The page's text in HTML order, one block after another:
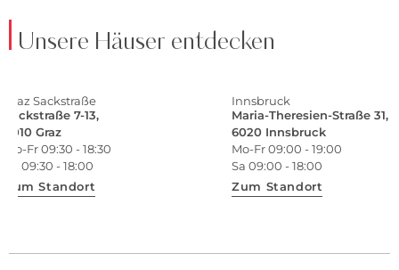
Unsere Häuser entdecken
Graz Sackstraße
Sackstraße 7-13,
8010 Graz
Mo-Fr 09:30 - 18:30
Sa 09:30 - 18:00
Zum Standort
Innsbruck
Maria-Theresien-Straße 31,
6020 Innsbruck
Mo-Fr 09:00 - 19:00
Sa 09:00 - 18:00
Zum Standort